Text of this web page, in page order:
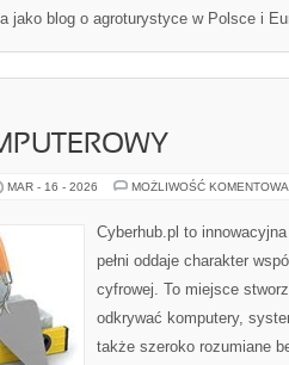
jako blog o agroturystyce w Polsce i
MAR - 16 - 2026 MOŻLIWOŚĆ
Cyberhub.pl to
pełni oddaje charakter
cyfrowej. To miejsce
odkrywać komputery,
także szeroko rozumiane